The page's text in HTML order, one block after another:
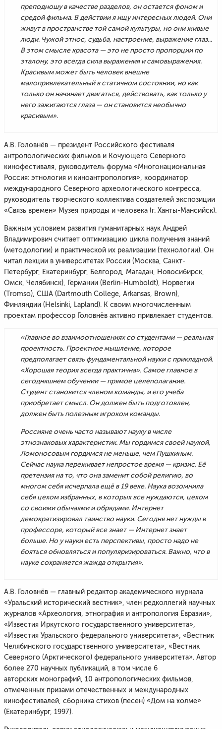
преподношу в качестве разделов, он остается фоном и
средой фильма. В действии я ищу интересных людей. Они
живут в пространстве той самой культуры, но они живые
люди. Чужой этнос, судьба, настроение, выражение глаз...
В этом смысле красота — это не просто пропорции по
эталону, это всегда сила выражения и самовыражения.
Красивым может быть человек внешне
малопривлекательный в статичном состоянии, но как
только он начинает двигаться, действовать, как только у
него зажигаются глаза — он становится необычно
красивым».
А.В. Головнёв — президент Российского фестиваля
антропологических фильмов и Кочующего Северного
кинофестиваля, руководитель форума «Многонациональная
Россия: этнология и киноантропология», координатор
международного Северного археологического конгресса,
руководитель творческого коллектива создателей экспозиции
«Связь времен» Музея природы и человека (г. Ханты-Мансийск).
Важным условием развития гуманитарных наук Андрей
Владимирович считает оптимизацию цикла получения знаний
(методологии) и практической их реализации (технологии). Он
читал лекции в университетах России (Москва, Санкт-
Петербург, Екатеринбург, Белгород, Магадан, Новосибирск,
Омск, Челябинск), Германии (Berlin-Humboldt), Норвегии
(Tromso), США (Dartmouth College, Arkansas, Brown),
Финляндии (Helsinki, Lapland). К своим многочисленным
проектам профессор Головнёв активно привлекает студентов.
«Главное во взаимоотношениях со студентами — реальная
проектность. Проектное мышление, которое
предполагает связь фундаментальной науки с прикладной.
«Хорошая теория всегда практична». Самое главное в
сегодняшнем обучении — прямое целеполагание.
Студент становится членом команды, и его учеба
приобретает смысл. Он должен быть подготовлен,
должен быть полезным игроком команды.
Россияне очень часто называют науку в числе
этнознаковых характеристик. Мы гордимся своей наукой,
Ломоносовым гордимся не меньше, чем Пушкиным.
Сейчас наука переживает непростое время — кризис. Её
претензия на то, что она заменит собой религию, во
многом себя исчерпала ещё в 19 веке. Наука возомнила
себя цехом избранных, в которых все нуждаются, цехом
со своими обычаями и обрядами. Интернет
демократизировал таинство науки. Сегодня нет нужды в
профессоре, который все знает — Интернет знает
больше. Но у науки есть перспективы, просто надо не
бояться обновляться и популяризироваться. Важно, что в
науке сохраняется жажда открытия».
А.В. Головнёв — главный редактор академического журнала
«Уральский исторический вестник», член редколлегий научных
журналов «Археология, этнография и антропология Евразии»,
«Известия Иркутского государственного университета»,
«Известия Уральского федерального университета», «Вестник
Челябинского государственного университета», «Вестник
Северного (Арктического) федерального университета». Автор
более 270 научных публикаций, в том числе 6
авторских монографий, 10 антропологических фильмов,
отмеченных призами отечественных и международных
кинофестивалей, сборника стихов (песен) «Дом на холме»
(Екатеринбург, 1997).